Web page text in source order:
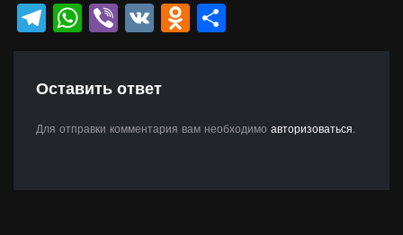
Telegram
WhatsApp
Viber
VK Odnoklassniki
Оставить ответ
Для отправки комментария вам необходимо авторизоваться.